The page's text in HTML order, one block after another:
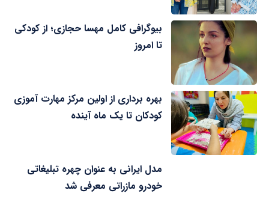
بیوگرافی کامل مهسا حجازی؛ از کودکی
تا امروز
بهره برداری از اولین مرکز مهارت آموزی
کودکان تا یک ماه آینده
مدل ایرانی به عنوان چهره تبلیغاتی
خودرو مازراتی معرفی شد